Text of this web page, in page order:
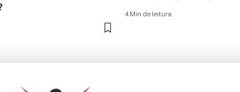
4 Min de leitura